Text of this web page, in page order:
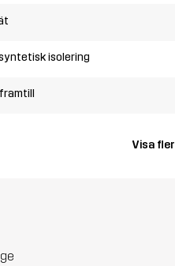
isolering
Visa fler